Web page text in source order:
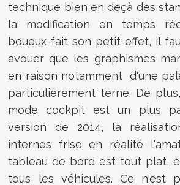
technique bien en deçà des
la modification en temps
boueux fait son petit effet, il
avouer que les graphismes
en raison notamment d'une
particulièrement terne. De
mode cockpit est un plus
version de 2014, la
internes frise en réalité
tableau de bord est tout plat,
tous les véhicules. Ce n'est